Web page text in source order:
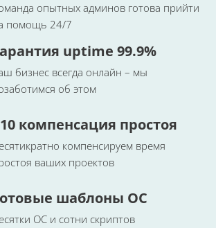
опытных админов готова прийти
помощь 24/7
uptime 99.9%
бизнес всегда онлайн – мы
об этом
компенсация простоя
компенсируем время
ваших проектов
шаблоны ОС
ОС и сотни скриптов